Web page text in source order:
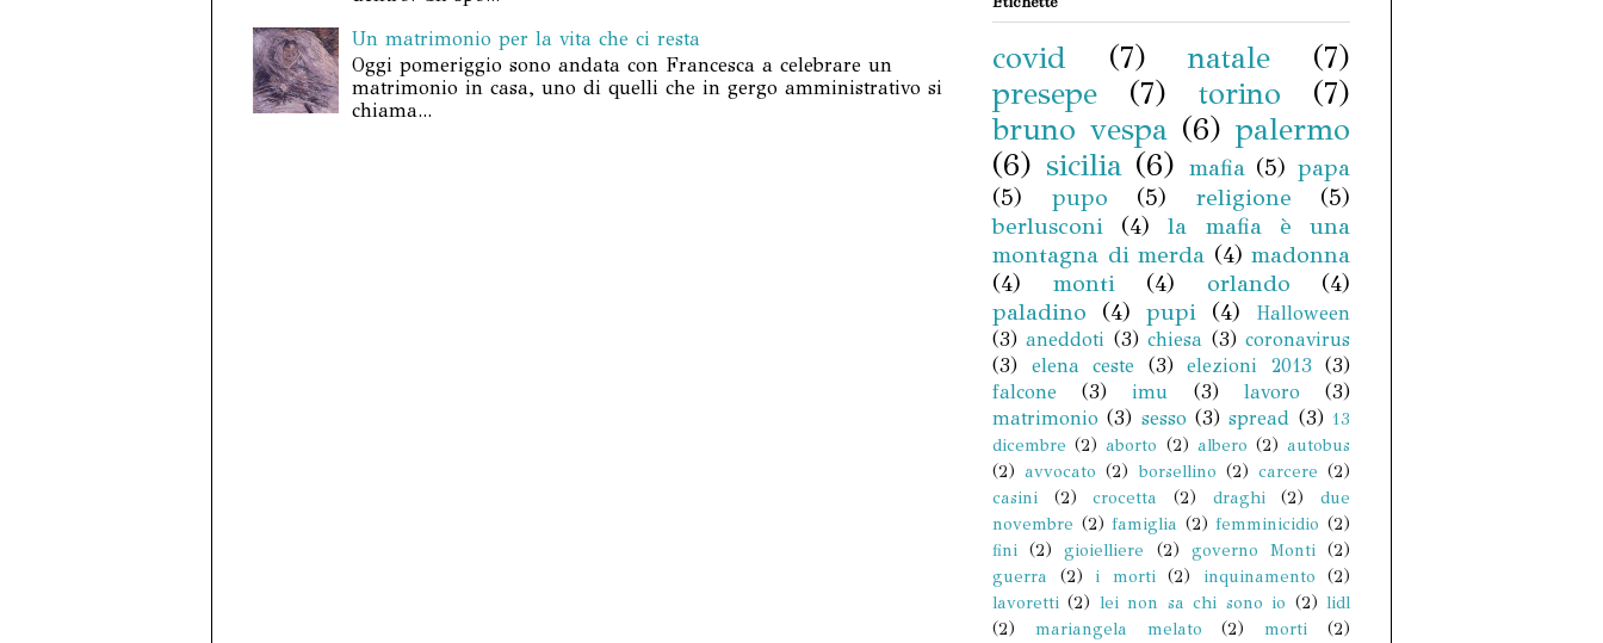
Un matrimonio per la vita che ci resta
Oggi pomeriggio sono andata con Francesca a celebrare un
matrimonio in casa, uno di quelli che in gergo amministrativo si
chiama...
covid (7) natale
(7)
presepe
(7) torino
(7)
bruno vespa (6) palermo
(6) sicilia (6) mafia (5) papa
(5)
pupo (5) religione
(5)
berlusconi
(4)
la mafia è una
montagna di merda (4) madonna
(4)
monti (4) orlando
(4)
paladino
(4) pupi (4)
Halloween
(3) aneddoti (3) chiesa (3) coronavirus
(3)
elena ceste (3) elezioni 2013
(3)
falcone
(3) imu (3) lavoro
(3)
matrimonio (3) sesso (3) spread (3) 13
dicembre (2) aborto (2) albero (2) autobus
(2) avvocato (2) borsellino (2) carcere (2)
casini
(2) crocetta (2) draghi (2)
due
novembre (2) famiglia (2) femminicidio (2)
fini (2) gioielliere (2) governo Monti (2)
guerra
(2) i morti (2) inquinamento
(2)
lavoretti (2) lei non sa chi sono io (2) lidl
(2)
mariangela melato (2) morti
(2)